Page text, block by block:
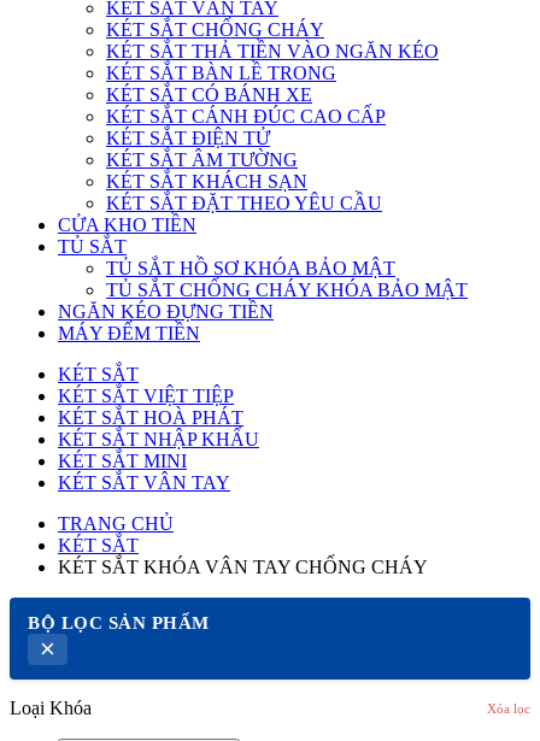
KÉT SẮT VÂN TAY
KÉT SẮT CHỐNG CHÁY
KÉT SẮT THẢ TIỀN VÀO NGĂN KÉO
KÉT SẮT BÀN LỀ TRONG
KÉT SẮT CÓ BÁNH XE
KÉT SẮT CÁNH ĐÚC CAO CẤP
KÉT SẮT ĐIỆN TỬ
KÉT SẮT ÂM TƯỜNG
KÉT SẮT KHÁCH SẠN
KÉT SẮT ĐẶT THEO YÊU CẦU
CỬA KHO TIỀN
TỦ SẮT
TỦ SẮT HỒ SƠ KHÓA BẢO MẬT
TỦ SẮT CHỐNG CHÁY KHÓA BẢO MẬT
NGĂN KÉO ĐỰNG TIỀN
MÁY ĐẾM TIỀN
KÉT SẮT
KÉT SẮT VIỆT TIỆP
KÉT SẮT HOÀ PHÁT
KÉT SẮT NHẬP KHẨU
KÉT SẮT MINI
KÉT SẮT VÂN TAY
TRANG CHỦ
KÉT SẮT
KÉT SẮT KHÓA VÂN TAY CHỐNG CHÁY
BỘ LỌC SẢN PHẨM
×
Loại Khóa Xóa lọc